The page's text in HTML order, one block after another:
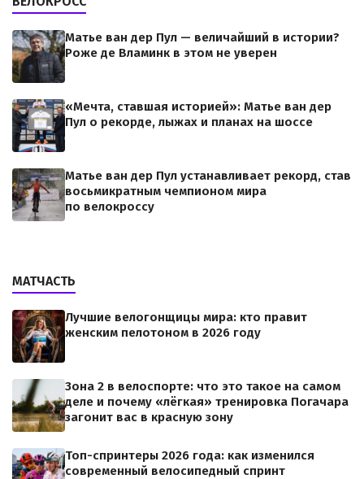
Матье ван дер Пул — величайший в истории?
Роже де Вламинк в этом не уверен
«Мечта, ставшая историей»: Матье ван дер
Пул о рекорде, лыжах и планах на шоссе
Матье ван дер Пул устанавливает рекорд, став
восьмикратным чемпионом мира
по велокроссу
МАТЧАСТЬ
Лучшие велогонщицы мира: кто правит
женским пелотоном в 2026 году
Зона 2 в велоспорте: что это такое на самом
деле и почему «лёгкая» тренировка Погачара
загонит вас в красную зону
Топ-спринтеры 2026 года: как изменился
современный велосипедный спринт